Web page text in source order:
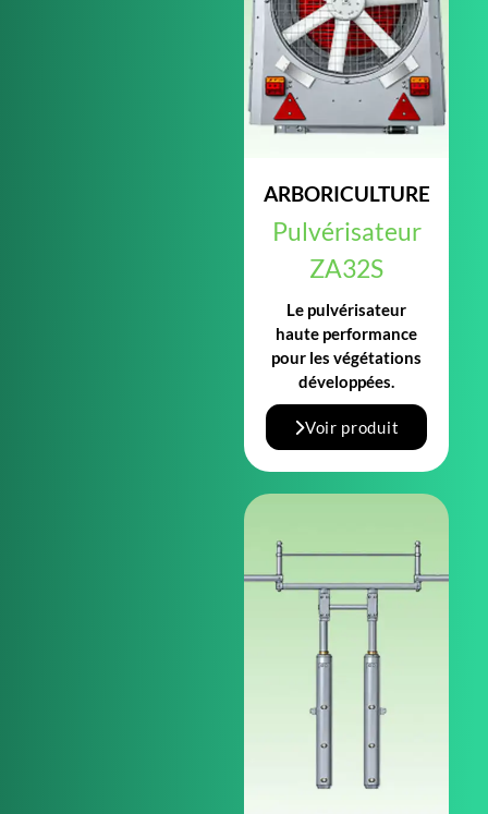
ARBORICULTURE
Pulvérisateur
ZA32S
Le pulvérisateur
haute performance
pour les végétations
développées.
Voir produit